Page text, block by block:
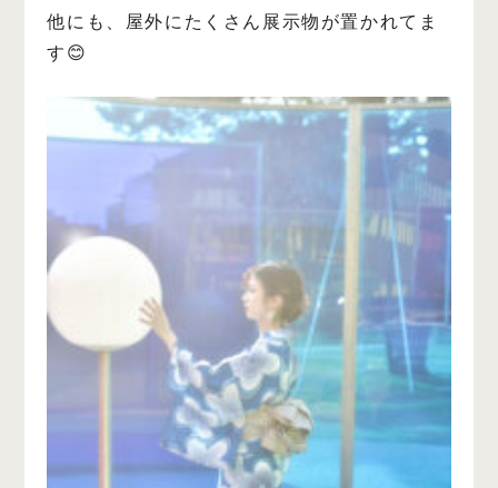
他にも、屋外にたくさん展示物が置かれてま
す😊